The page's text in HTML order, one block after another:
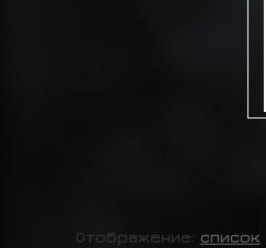
Отображение: список